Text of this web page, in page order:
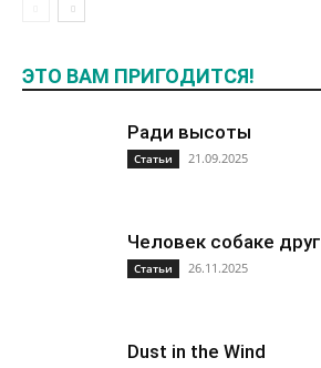
ЭТО ВАМ ПРИГОДИТСЯ!
Ради высоты
Статьи 21.09.2025
Человек собаке друг
Статьи 26.11.2025
Dust in the Wind